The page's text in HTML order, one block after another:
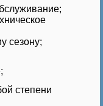
сезону;
степени